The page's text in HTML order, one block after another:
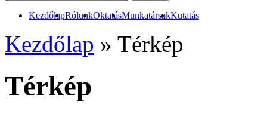
KezdőlapRólunkOktatásMunkatársakKutatás
Kezdőlap » Térkép
Térkép